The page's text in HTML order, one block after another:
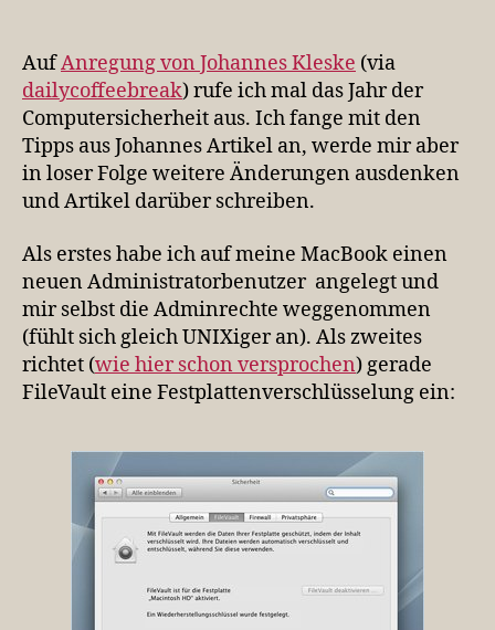
AufAnregung von Johannes Kleske (via
dailycoffeebreak) rufe ich mal das Jahr der
Computersicherheit aus. Ich fange mit den
Tipps aus Johannes Artikel an, werde mir aber
in loser Folge weitere Änderungen ausdenken
und Artikel darüber schreiben.
Als erstes habe ich auf meine MacBook einen
neuen Administratorbenutzer angelegt und
mir selbst die Adminrechte weggenommen
(fühlt sich gleich UNIXiger an). Als zweites
richtet (wie hier schon versprochen) gerade
FileVault eine Festplattenverschlüsselung ein: